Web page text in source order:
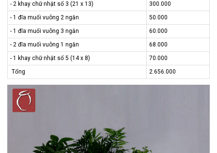
- 2 khay chữ nhật số 3 (21 x 13)
300.000
- 1 đĩa muối vuông 2 ngăn
50.000
- 1 đĩa muối vuông 3 ngăn
60.000
- 2 đĩa muối vuông 1 ngăn
68.000
- 1 khay chữ nhật số 5 (14 x 8)
70.000
Tổng
2.656.000